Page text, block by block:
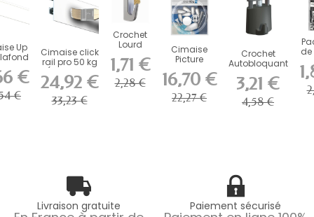
Up
200€
€
Cimaise click
rail pro 50 kg
( Fixation...
24,92 €
33,23 €
Crochet
Lourd
Artiteq 7
kg avec
Vis
Laiton...
1,71 €
2,28 €
Cimaise
Picture
mousse solo
16,70 €
22,27 €
Crochet
Autobloquant
Artiteq Micro
Grip 2...
3,21 €
4,58 €
Livraison gratuite Paiement sécurisé